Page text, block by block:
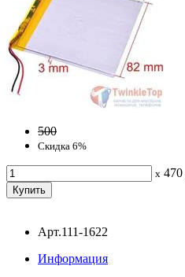
500
Скидка 6%
x 470
Арт.111-1622
Информация